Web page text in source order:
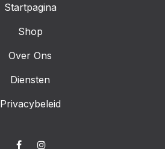
Startpagina
Shop
Over Ons
Diensten
Privacybeleid